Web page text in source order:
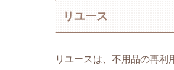
リユース
リユースは、不用品の再利